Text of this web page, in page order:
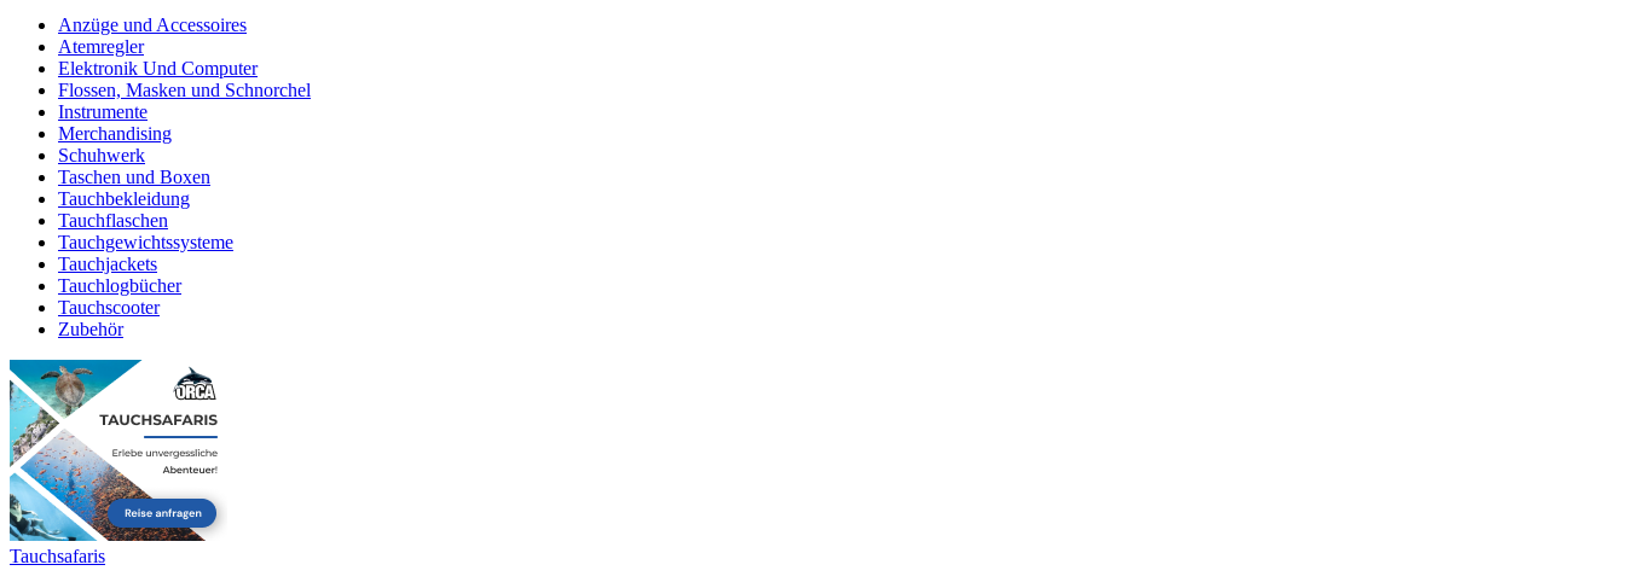
Anzüge und Accessoires
Atemregler
Elektronik Und Computer
Flossen, Masken und Schnorchel
Instrumente
Merchandising
Schuhwerk
Taschen und Boxen
Tauchbekleidung
Tauchflaschen
Tauchgewichtssysteme
Tauchjackets
Tauchlogbücher
Tauchscooter
Zubehör
Tauchsafaris